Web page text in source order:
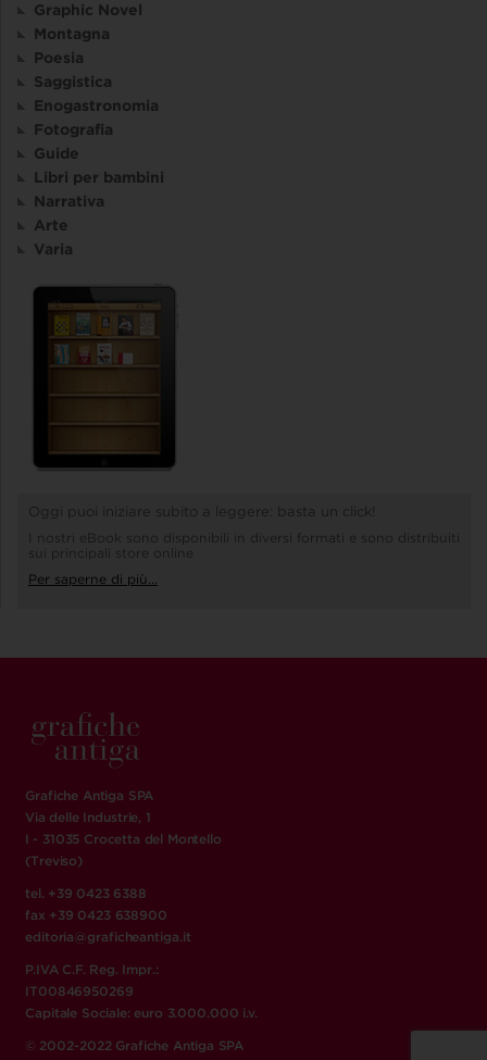
Graphic Novel
Montagna
Poesia
Saggistica
Enogastronomia
Fotografia
Guide
Libri per bambini
Narrativa
Arte
Varia
Oggi puoi iniziare subito a leggere: basta un click!
I nostri eBook sono disponibili in diversi formati e sono distribuiti
sui principali store online
Per saperne di più...
Grafiche Antiga SPA
Via delle Industrie, 1
I - 31035 Crocetta del Montello
(Treviso)
tel. +39 0423 6388
fax +39 0423 638900
editoria@graficheantiga.it
P.IVA C.F. Reg. Impr.:
IT00846950269
Capitale Sociale: euro 3.000.000 i.v.
© 2002-2022 Grafiche Antiga SPA